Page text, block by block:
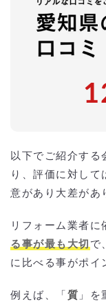
実績が豊富
アフターサービス
瑕疵保険加入会社
愛知県のリフォ
愛知県のリフォ
愛知県でリフォ
相見積もりとは？
一括見積もり無料サ
以下でご紹介する
り、評価に対して
意があり大差があ
リフォーム業者に
る事が最も大切 で
に比べる事がポイ
例えば、「 質 」